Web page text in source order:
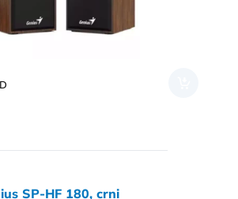
SP-HF 180, crni